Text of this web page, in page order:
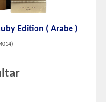
Edition ( Arabe )
)